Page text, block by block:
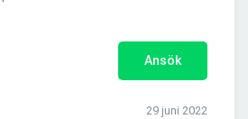
Ansök
29 juni 2022